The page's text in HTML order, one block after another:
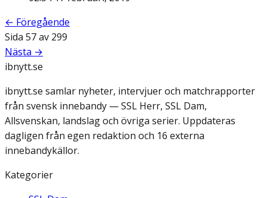
← Föregående
Sida 57av 299
Nästa →
ibnytt.se
ibnytt.se samlar nyheter, intervjuer och matchrapporter
från svensk innebandy — SSL Herr, SSL Dam,
Allsvenskan, landslag och övriga serier. Uppdateras
dagligen från egen redaktion och 16 externa
innebandykällor.
Kategorier